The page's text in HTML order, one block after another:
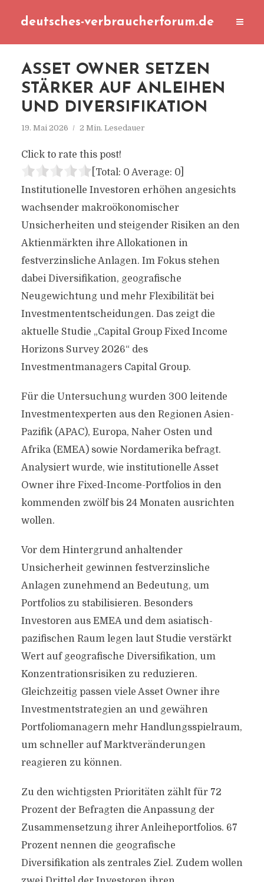
deutsches-verbraucherforum.de
ASSET OWNER SETZEN
STÄRKER AUF ANLEIHEN
UND DIVERSIFIKATION
19. Mai 2026 2 Min. Lesedauer
Click to rate this post!
[Total: 0 Average: 0]
Institutionelle Investoren erhöhen angesichts
wachsender makroökonomischer
Unsicherheiten und steigender Risiken an den
Aktienmärkten ihre Allokationen in
festverzinsliche Anlagen. Im Fokus stehen
dabei Diversifikation, geografische
Neugewichtung und mehr Flexibilität bei
Investmententscheidungen. Das zeigt die
aktuelle Studie „Capital Group Fixed Income
Horizons Survey 2026“ des
Investmentmanagers Capital Group.
Für die Untersuchung wurden 300 leitende
Investmentexperten aus den Regionen Asien-
Pazifik (APAC), Europa, Naher Osten und
Afrika (EMEA) sowie Nordamerika befragt.
Analysiert wurde, wie institutionelle Asset
Owner ihre Fixed-Income-Portfolios in den
kommenden zwölf bis 24 Monaten ausrichten
wollen.
Vor dem Hintergrund anhaltender
Unsicherheit gewinnen festverzinsliche
Anlagen zunehmend an Bedeutung, um
Portfolios zu stabilisieren. Besonders
Investoren aus EMEA und dem asiatisch-
pazifischen Raum legen laut Studie verstärkt
Wert auf geografische Diversifikation, um
Konzentrationsrisiken zu reduzieren.
Gleichzeitig passen viele Asset Owner ihre
Investmentstrategien an und gewähren
Portfoliomanagern mehr Handlungsspielraum,
um schneller auf Marktveränderungen
reagieren zu können.
Zu den wichtigsten Prioritäten zählt für 72
Prozent der Befragten die Anpassung der
Zusammensetzung ihrer Anleiheportfolios. 67
Prozent nennen die geografische
Diversifikation als zentrales Ziel. Zudem wollen